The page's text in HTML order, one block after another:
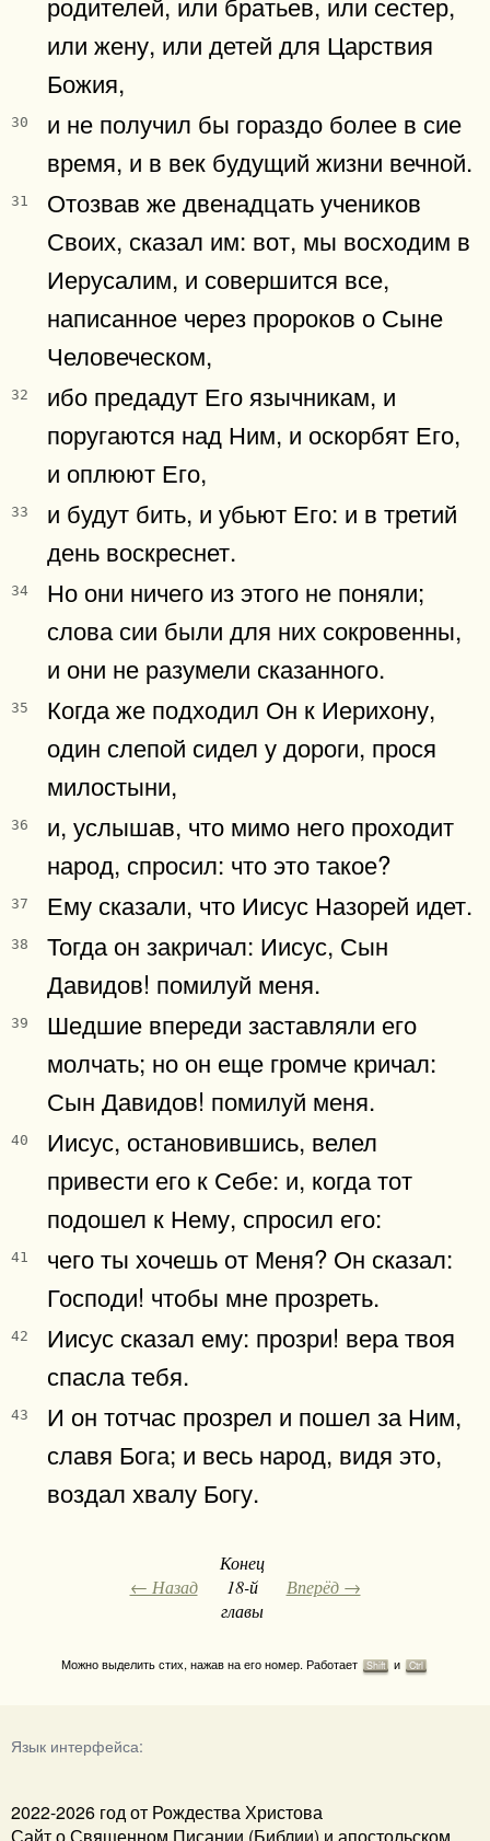
или жену, или детей для Царствия
Божия,
30
и не получил бы гораздо более в сие
время, и в век будущий жизни вечной.
31
Отозвав же двенадцать учеников
Своих, сказал им: вот, мы восходим в
Иерусалим, и совершится все,
написанное через пророков о Сыне
Человеческом,
32
ибо предадут Его язычникам, и
поругаются над Ним, и оскорбят Его,
и оплюют Его,
33
и будут бить, и убьют Его: и в третий
день воскреснет.
34
Но они ничего из этого не поняли;
слова сии были для них сокровенны,
и они не разумели сказанного.
35
Когда же подходил Он к Иерихону,
один слепой сидел у дороги, прося
милостыни,
36
и, услышав, что мимо него проходит
народ, спросил: что это такое?
37 Ему сказали, что Иисус Назорей идет.
38
Тогда он закричал: Иисус, Сын
Давидов! помилуй меня.
39
Шедшие впереди заставляли его
молчать; но он еще громче кричал:
Сын Давидов! помилуй меня.
40
Иисус, остановившись, велел
привести его к Себе: и, когда тот
подошел к Нему, спросил его:
41
чего ты хочешь от Меня? Он сказал:
Господи! чтобы мне прозреть.
42
Иисус сказал ему: прозри! вера твоя
спасла тебя.
43
И он тотчас прозрел и пошел за Ним,
славя Бога; и весь народ, видя это,
воздал хвалу Богу.
← Назад
Конец
18-й
главы
Вперёд →
Можно выделить стих, нажав на его номер. Работает Shift и Ctrl
Язык интерфейса:
2022-2026 год от Рождества Христова